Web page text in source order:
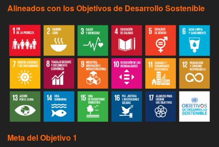
Alineados con los Objetivos de Desarrollo Sostenible
Meta del Objetivo 1